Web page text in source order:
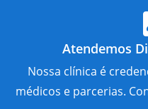
Atendemos
Nossa clínica é
médicos e parcerias.